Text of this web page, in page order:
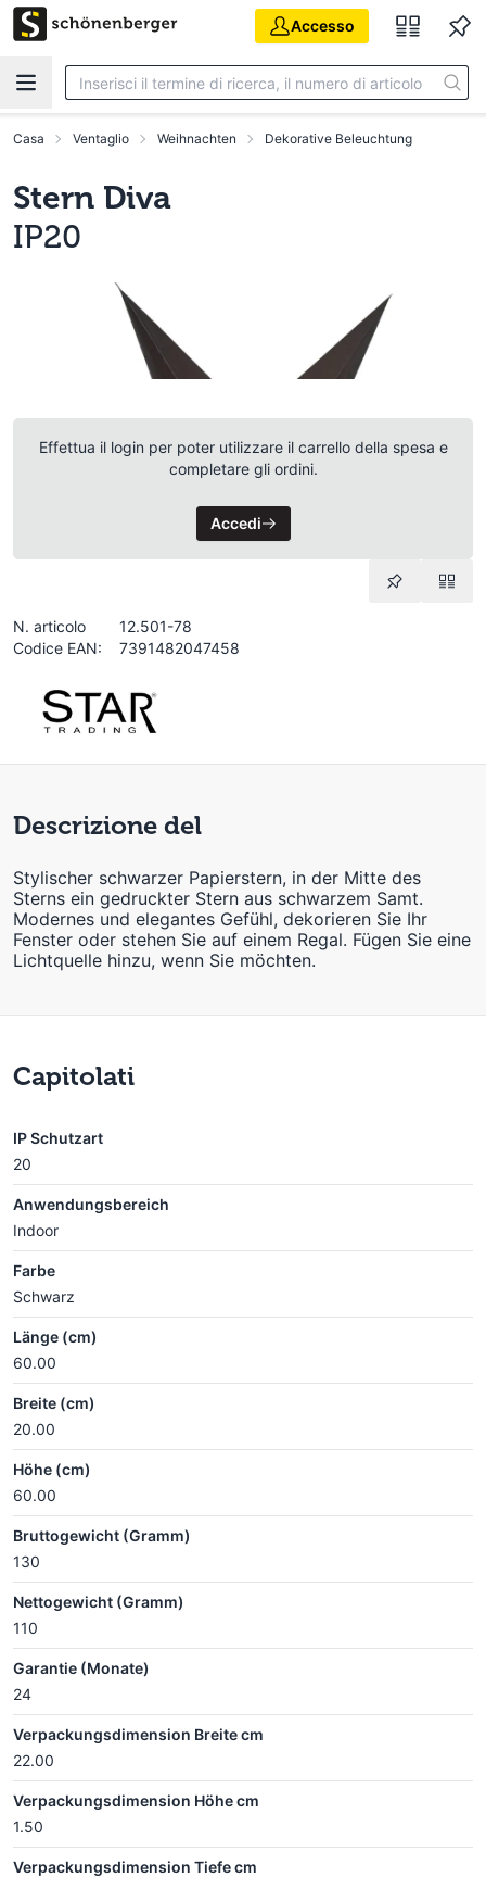
Vai al contenuto principale
Accesso
Casa Ventaglio Weihnachten Dekorative Beleuchtung
Stern Diva
IP20
Effettua il login per poter utilizzare il carrello della spesa e
completare gli ordini.
Accedi
N. articolo
12.501-78
Codice EAN:
7391482047458
Descrizione del
Stylischer schwarzer Papierstern, in der Mitte des
Sterns ein gedruckter Stern aus schwarzem Samt.
Modernes und elegantes Gefühl, dekorieren Sie Ihr
Fenster oder stehen Sie auf einem Regal. Fügen Sie eine
Lichtquelle hinzu, wenn Sie möchten.
Capitolati
IP Schutzart
20
Anwendungsbereich
Indoor
Farbe
Schwarz
Länge (cm)
60.00
Breite (cm)
20.00
Höhe (cm)
60.00
Bruttogewicht (Gramm)
130
Nettogewicht (Gramm)
110
Garantie (Monate)
24
Verpackungsdimension Breite cm
22.00
Verpackungsdimension Höhe cm
1.50
Verpackungsdimension Tiefe cm